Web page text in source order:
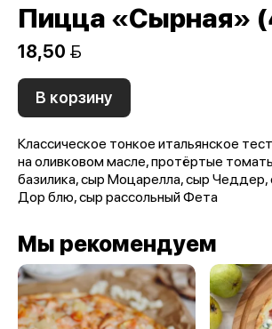
Пицца «Сырная»
18,50 
В корзину
Классическое тонкое итальянское
на оливковом масле, протёртые
базилика, сыр Моцарелла, сыр Чеддер,
Дор блю, сыр рассольный Фета
Мы рекомендуем